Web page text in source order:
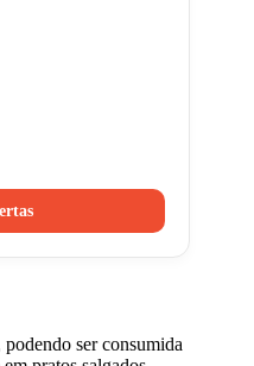
ser consumida